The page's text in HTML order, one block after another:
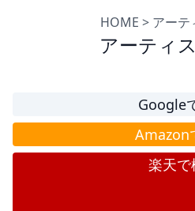
HOME > アーテ
アーティ
Google
Amazon
楽天で